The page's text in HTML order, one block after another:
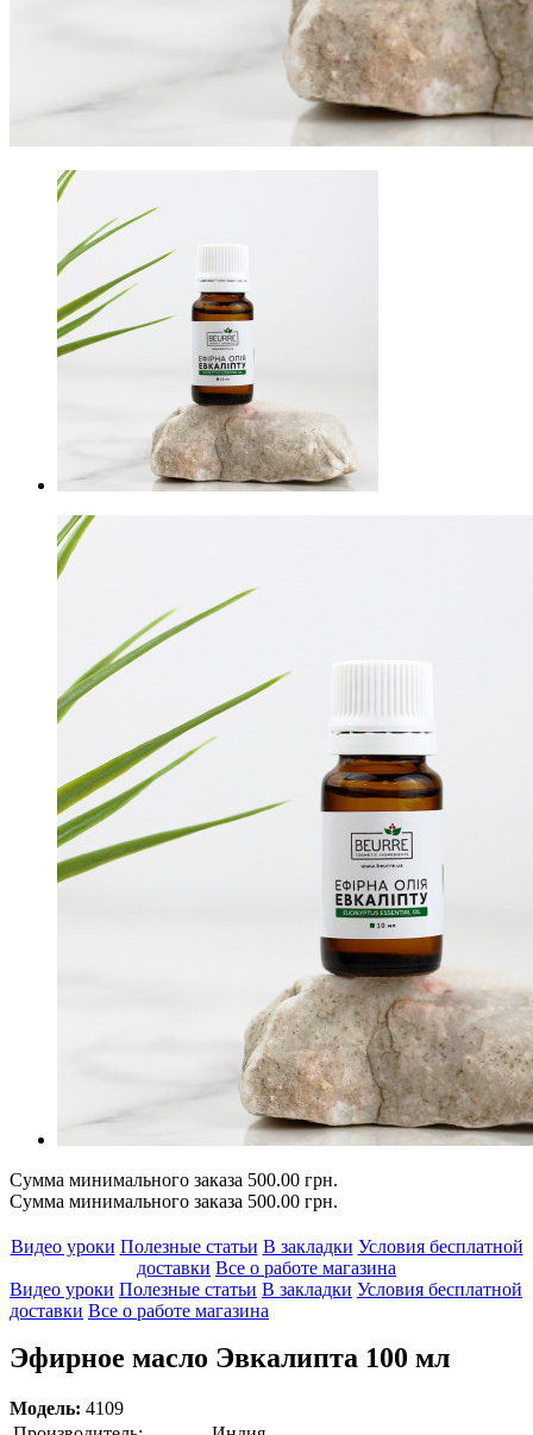
Сумма минимального заказа 500.00 грн.
Сумма минимального заказа 500.00 грн.
Видео уроки Полезные статьи В закладки Условия бесплатной
доставки Все о работе магазина
Видео уроки Полезные статьи В закладки Условия бесплатной
доставки Все о работе магазина
Эфирное масло Эвкалипта 100 мл
Модель: 4109